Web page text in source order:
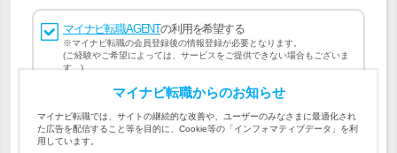
マイナビ転職AGENTの利用を希望する
※マイナビ転職の会員登録後の情報登録が必要となります。
(ご経験やご希望によっては、サービスをご提供できない場合もございま
す。)
会員登録には マイナビ転職 会員規約
マイナビ転職AGENT
会員規約、マイナビ転職AGENT 個人情報の取り扱い および
個人情報の取り扱い
マイナビ転職からのお知らせ
マイナビ転職では、サイトの継続的な改善や、ユーザーのみなさまに最適化され
た広告を配信すること等を目的に、Cookie等の「インフォマティブデータ」を利
用しています。